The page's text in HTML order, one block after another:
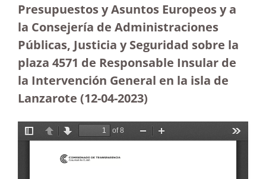
Presupuestos y Asuntos Europeos y a
la Consejería de Administraciones
Públicas, Justicia y Seguridad sobre la
plaza 4571 de Responsable Insular de
la Intervención General en la isla de
Lanzarote (12-04-2023)